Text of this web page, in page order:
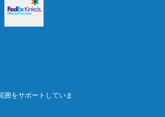
をサポートしていま